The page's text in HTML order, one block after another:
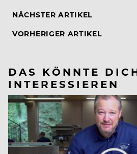
NÄCHSTER ARTIKEL
VORHERIGER ARTIKEL
DAS KÖNNTE
INTERESSIEREN